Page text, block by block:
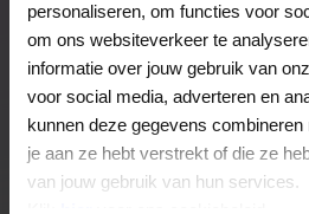
personaliseren, om functies voor
om ons websiteverkeer te
informatie over jouw gebruik van
voor social media, adverteren en
kunnen deze gegevens
je aan ze hebt verstrekt of die ze
van jouw gebruik van hun services.
Maak account aan